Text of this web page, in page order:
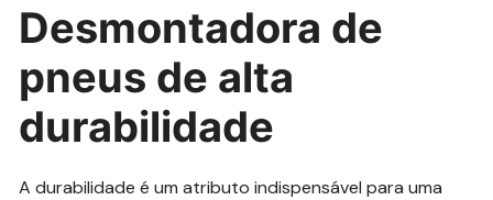
Desmontadora de
pneus de alta
durabilidade
A durabilidade é um atributo indispensável para uma